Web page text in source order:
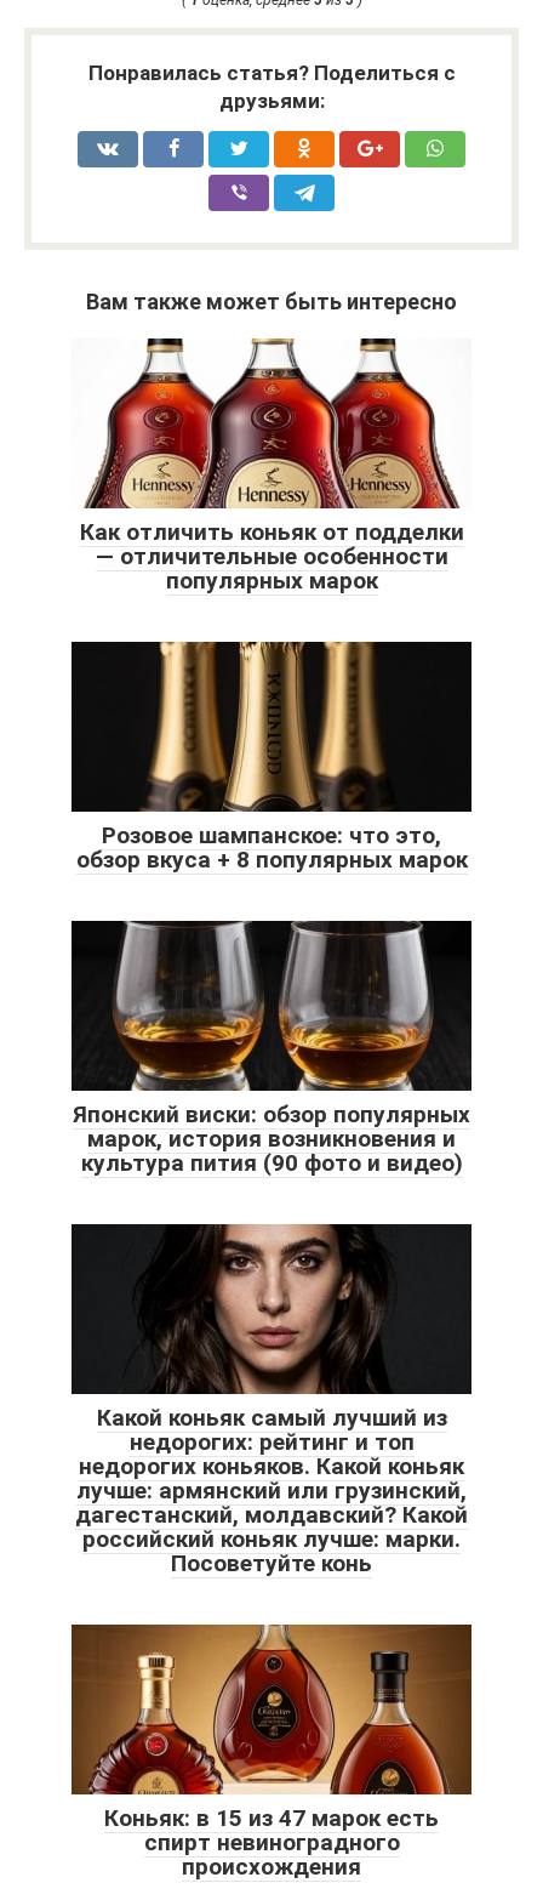
Понравилась статья? Поделиться с
друзьями:
Вам также может быть интересно
Как отличить коньяк от подделки
— отличительные особенности
популярных марок
Розовое шампанское: что это,
обзор вкуса + 8 популярных марок
Японский виски: обзор популярных
марок, история возникновения и
культура пития (90 фото и видео)
Какой коньяк самый лучший из
недорогих: рейтинг и топ
недорогих коньяков. Какой коньяк
лучше: армянский или грузинский,
дагестанский, молдавский? Какой
российский коньяк лучше: марки.
Посоветуйте конь
Коньяк: в 15 из 47 марок есть
спирт невиноградного
происхождения